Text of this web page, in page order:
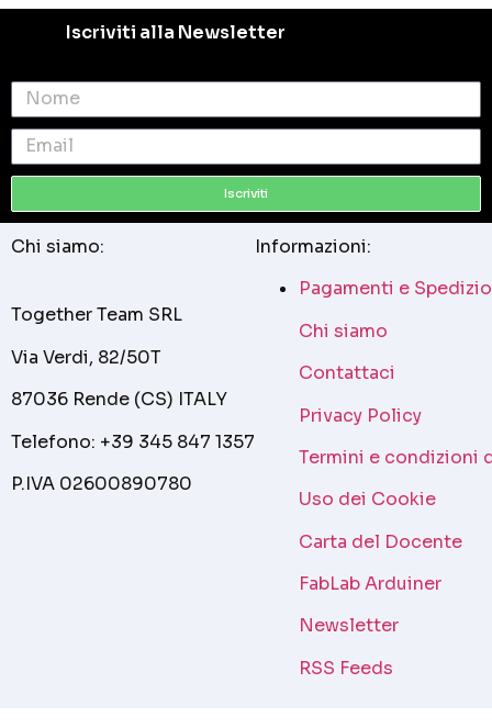
Iscriviti alla Newsletter
Iscriviti
Chi siamo:
Together Team SRL
Via Verdi, 82/50T
87036 Rende (CS) ITALY
Telefono: +39 345 847 1357
P.IVA 02600890780
Informazioni:
Pagamenti e
Chi siamo
Contattaci
Privacy Policy
Termini e condizioni
Uso dei Cookie
Carta del Docente
FabLab Arduiner
Newsletter
RSS Feeds